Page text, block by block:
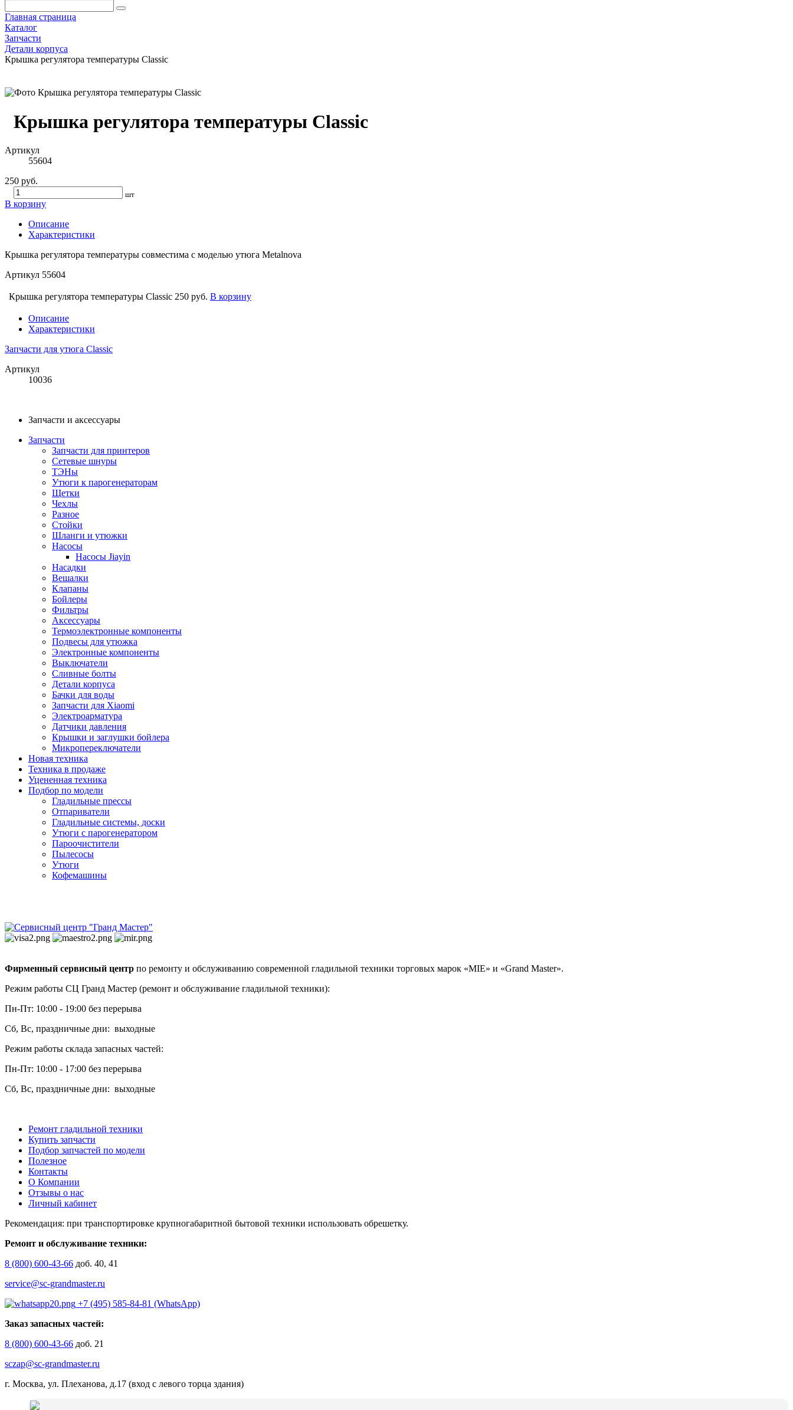
Главная страница
Каталог
Запчасти
Детали корпуса
Крышка регулятора температуры Classic
Крышка регулятора температуры Classic
Артикул
55604
250 руб.
шт
В корзину
Описание
Характеристики
Крышка регулятора температуры совместима с моделью утюга Metalnova
Артикул 55604
Крышка регулятора температуры Classic 250 руб. В корзину
Описание
Характеристики
Запчасти для утюга Classic
Артикул
10036
Запчасти и аксессуары
Запчасти
Запчасти для принтеров
Сетевые шнуры
ТЭНы
Утюги к парогенераторам
Щетки
Чехлы
Разное
Стойки
Шланги и утюжки
Насосы
Насосы Jiayin
Насадки
Вешалки
Клапаны
Бойлеры
Фильтры
Аксессуары
Термоэлектронные компоненты
Подвесы для утюжка
Электронные компоненты
Выключатели
Сливные болты
Детали корпуса
Бачки для воды
Запчасти для Xiaomi
Электроарматура
Датчики давления
Крышки и заглушки бойлера
Микропереключатели
Новая техника
Техника в продаже
Уцененная техника
Подбор по модели
Гладильные прессы
Отпариватели
Гладильные системы, доски
Утюги с парогенератором
Пароочистители
Пылесосы
Утюги
Кофемашины
Фирменный сервисный центр по ремонту и обслуживанию современной гладильной техники торговых марок «MIE» и «Grand Master».
Режим работы СЦ Гранд Мастер (ремонт и обслуживание гладильной техники):
Пн-Пт: 10:00 - 19:00 без перерыва
Сб, Вс, праздничные дни: выходные
Режим работы склада запасных частей:
Пн-Пт: 10:00 - 17:00 без перерыва
Сб, Вс, праздничные дни: выходные
Ремонт гладильной техники
Купить запчасти
Подбор запчастей по модели
Полезное
Контакты
О Компании
Отзывы о нас
Личный кабинет
Рекомендация: при транспортировке крупногабаритной бытовой техники использовать обрешетку.
Ремонт и обслуживание техники:
8 (800) 600-43-66 доб. 40, 41
service@sc-grandmaster.ru
+7 (495) 585-84-81 (WhatsApp)
Заказ запасных частей:
8 (800) 600-43-66 доб. 21
sczap@sc-grandmaster.ru
г. Москва, ул. Плеханова, д.17 (вход с левого торца здания)